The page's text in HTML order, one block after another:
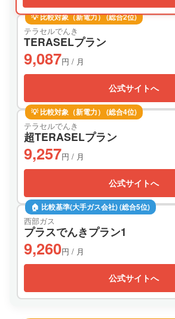
💡 比較対象（新電力） (総合2位)
テラセルでんき
TERASELプラン
9,087円 / 月
公式サイトへ
💡 比較対象（新電力） (総合4位)
テラセルでんき
超TERASELプラン
9,257円 / 月
公式サイトへ
🏠 比較基準(大手ガス会社) (総合5位)
西部ガス
プラスでんきプラン1
9,260円 / 月
公式サイトへ